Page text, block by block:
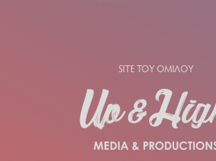
SITE ΤΟΥ ΟΜΙΛΟΥ